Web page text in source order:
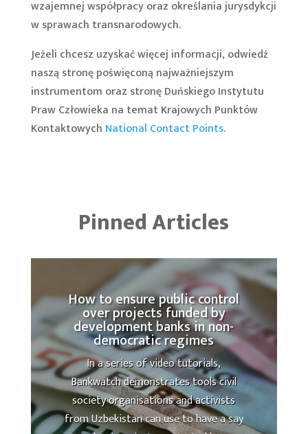
wzajemnej współpracy oraz określania jurysdykcji
w sprawach transnarodowych.
Jeżeli chcesz uzyskać więcej informacji, odwiedź
naszą stronę poświęconą najważniejszym
instrumentom oraz stronę Duńskiego Instytutu
Praw Człowieka na temat Krajowych Punktów
Kontaktowych National Contact Points.
Pinned Articles
How to ensure public control
over projects funded by
development banks in non-
democratic regimes
In a series of video tutorials,
Bankwatch demonstrates tools civil
society organisations and activists
from Uzbekistan can use to have a say